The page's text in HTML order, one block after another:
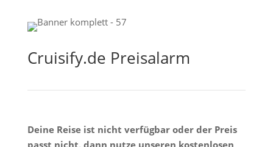
Cruisify.de Preisalarm
Deine Reise ist nicht verfügbar oder der Preis